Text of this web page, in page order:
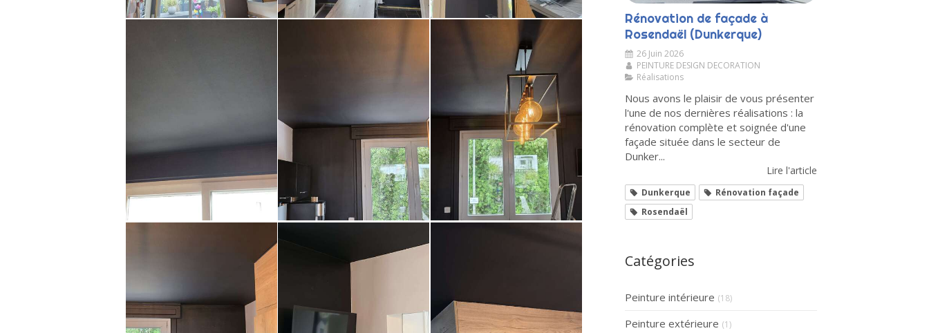
Rénovation de façade à
Rosendaël (Dunkerque)
26 Juin 2026
PEINTURE DESIGN DECORATION
Réalisations
Nous avons le plaisir de vous présenter
l'une de nos dernières réalisations : la
rénovation complète et soignée d'une
façade située dans le secteur de
Dunker...
Lire l'article
Dunkerque
Rénovation façade
Rosendaël
Catégories
Peinture intérieure (18)
Peinture extérieure (1)